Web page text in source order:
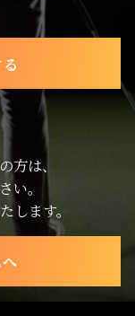
方は、
い。
します。